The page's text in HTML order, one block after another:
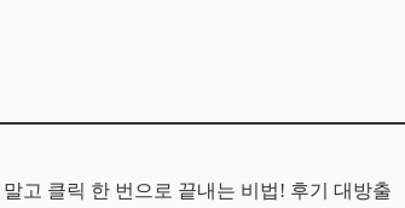
고 클릭 한 번으로 끝내는 비법! 후기 대방출